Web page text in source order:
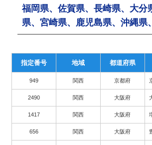
福岡県、佐賀県、長崎県、大分
県、宮崎県、鹿児島県、沖縄県
指定番号 地域 都道府県
949 関西 京都府
2490 関西 大阪府
1417 関西 大阪府
656 関西 大阪府